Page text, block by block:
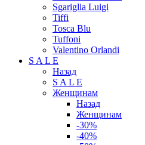
Sgariglia Luigi
Tiffi
Tosca Blu
Tuffoni
Valentino Orlandi
S A L E
Назад
S A L E
Женщинам
Назад
Женщинам
-30%
-40%